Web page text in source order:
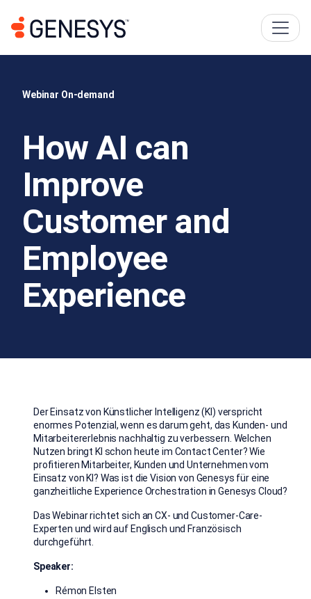
Webinar On-demand
How AI can
Improve
Customer and
Employee
Experience
Der Einsatz von Künstlicher Intelligenz (KI) verspricht
enormes Potenzial, wenn es darum geht, das Kunden- und
Mitarbeitererlebnis nachhaltig zu verbessern. Welchen
Nutzen bringt KI schon heute im Contact Center? Wie
profitieren Mitarbeiter, Kunden und Unternehmen vom
Einsatz von KI? Was ist die Vision von Genesys für eine
ganzheitliche Experience Orchestration in Genesys Cloud?
Das Webinar richtet sich an CX- und Customer-Care-
Experten und wird auf Englisch und Französisch
durchgeführt.
Speaker:
Rémon Elsten